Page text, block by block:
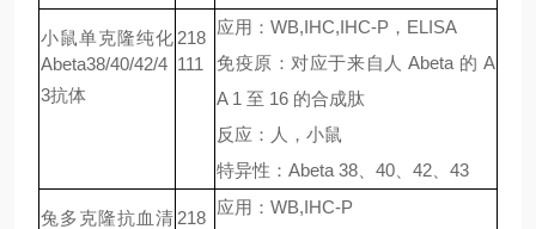
小鼠单克隆纯化
Abeta38/40/42/4
3抗体
218
111
应用： WB,IHC,IHC-P ， ELISA
免疫原：对应于来自人 Abeta 的A
A 1 至 16 的合成肽
反应：人，小鼠
特异性： Abeta 38 40 42 43
兔多克隆抗血清 218
应用： WB,IHC-P